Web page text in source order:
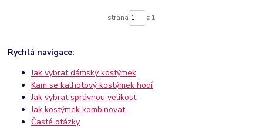
strana z 1
Rychlá navigace:
Jak vybrat dámský kostýmek
Kam se kalhotový kostýmek hodí
Jak vybrat správnou velikost
Jak kostýmek kombinovat
Časté otázky